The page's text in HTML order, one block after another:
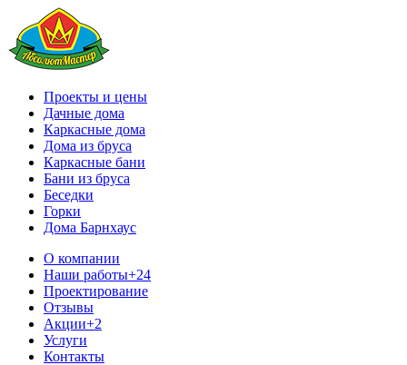
Проекты и цены
Дачные дома
Каркасные дома
Дома из бруса
Каркасные бани
Бани из бруса
Беседки
Горки
Дома Барнхаус
О компании
Наши работы+24
Проектирование
Отзывы
Акции+2
Услуги
Контакты